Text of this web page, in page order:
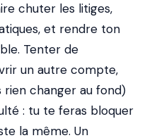
chuter les litiges,
et rendre ton
Tenter de
un autre compte,
changer au fond)
: tu te feras bloquer
la même. Un